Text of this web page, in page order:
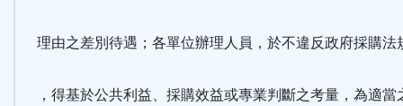
理由之差別待遇；各單位辦理人員，於不違反政府採購法
，得基於公共利益、採購效益或專業判斷之考量，為適當